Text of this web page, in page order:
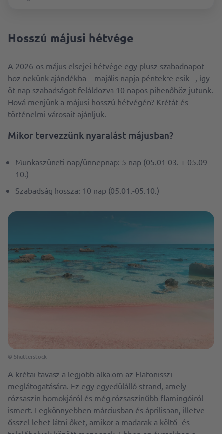
Hosszú májusi hétvége
A 2026-os május elsejei hétvége egy plusz szabadnapot
hoz nekünk ajándékba – majális napja péntekre esik –, így
öt nap szabadságot feláldozva 10 napos pihenőhöz jutunk.
Hová menjünk a májusi hosszú hétvégén? Krétát és
történelmi városait ajánljuk.
Mikor tervezzünk nyaralást májusban?
Munkaszüneti nap/ünnepnap: 5 nap (05.01-03. + 05.09-
10.)
Szabadság hossza: 10 nap (05.01.-05.10.)
© Shutterstock
A krétai tavasz a legjobb alkalom az Elafonisszi
meglátogatására. Ez egy egyedülálló strand, amely
rózsaszín homokjáról és még rózsaszínűbb flamingóiról
ismert. Legkönnyebben márciusban és áprilisban, illetve
ősszel lehet látni őket, amikor a madarak a költő- és